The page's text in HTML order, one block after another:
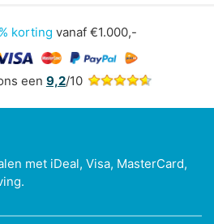
korting vanaf €1.000,-
een 9,2/10
met iDeal, Visa, MasterCard,